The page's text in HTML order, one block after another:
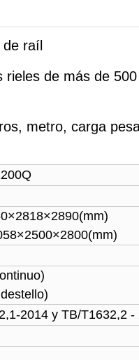
raíl
rieles de más de
metro, carga
(mm)
(mm)
2014 y TB/T1632,2